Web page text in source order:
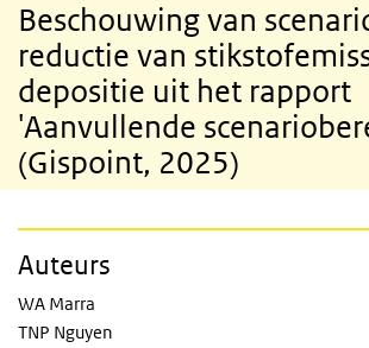
Beschouwing van
reductie van
depositie uit het rapport
'Aanvullende
(Gispoint, 2025)
Auteurs
WA Marra
TNP Nguyen